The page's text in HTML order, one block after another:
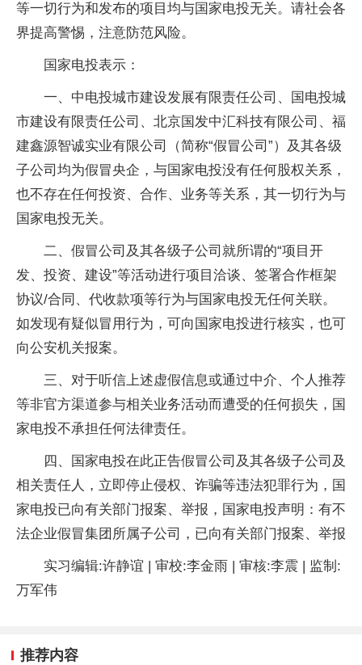
等一切行为和发布的项目均与国家电投无关。请社会各
界提高警惕，注意防范风险。
国家电投表示：
一、中电投城市建设发展有限责任公司、国电投城
市建设有限责任公司、北京国发中汇科技有限公司、福
建鑫源智诚实业有限公司（简称“假冒公司”）及其各级
子公司均为假冒央企，与国家电投没有任何股权关系，
也不存在任何投资、合作、业务等关系，其一切行为与
国家电投无关。
二、假冒公司及其各级子公司就所谓的“项目开
发、投资、建设”等活动进行项目洽谈、签署合作框架
协议/合同、代收款项等行为与国家电投无任何关联。
如发现有疑似冒用行为，可向国家电投进行核实，也可
向公安机关报案。
三、对于听信上述虚假信息或通过中介、个人推荐
等非官方渠道参与相关业务活动而遭受的任何损失，国
家电投不承担任何法律责任。
四、国家电投在此正告假冒公司及其各级子公司及
相关责任人，立即停止侵权、诈骗等违法犯罪行为，国
家电投已向有关部门报案、举报，国家电投声明：有不
法企业假冒集团所属子公司，已向有关部门报案、举报
实习编辑:许静谊 | 审校:李金雨 | 审核:李震 | 监制:
万军伟
推荐内容